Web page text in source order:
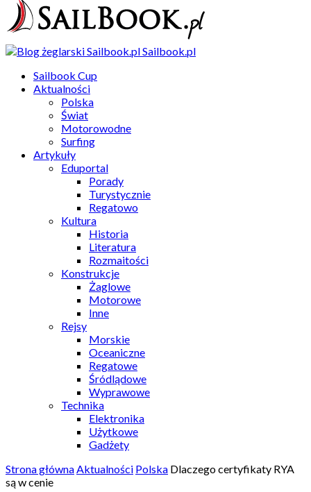
Sailbook.pl
Sailbook Cup
Aktualności
Polska
Świat
Motorowodne
Surfing
Artykuły
Eduportal
Porady
Turystycznie
Regatowo
Kultura
Historia
Literatura
Rozmaitości
Konstrukcje
Żaglowe
Motorowe
Inne
Rejsy
Morskie
Oceaniczne
Regatowe
Śródlądowe
Wyprawowe
Technika
Elektronika
Użytkowe
Gadżety
Strona głównaAktualności Polska Dlaczego certyfikaty RYA
są w cenie